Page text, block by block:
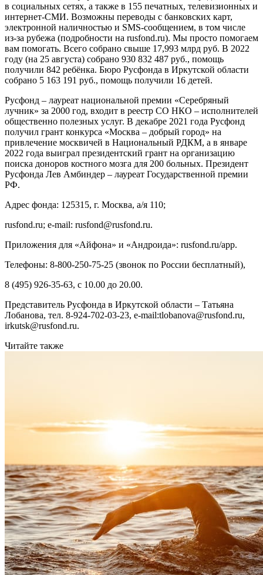
в социальных сетях, а также в 155 печатных, телевизионных и
интернет-СМИ. Возможны переводы с банковских карт,
электронной наличностью и SMS-сообщением, в том числе
из-за рубежа (подробности на rusfond.ru). Мы просто помогаем
вам помогать. Всего собрано свыше 17,993​ млрд руб. В 2022
году (на 25 августа) собрано 930​ 832​ 487​ руб., помощь
получили 842 ребёнка. Бюро Русфонда в Иркутской области
собрано 5​ 163​ 191 руб., помощь получили 16 детей.
Русфонд – лауреат национальной премии «Серебряный
лучник» за 2000 год, входит в реестр СО НКО – исполнителей
общественно полезных услуг. В декабре 2021 года Русфонд
получил грант конкурса «Москва – добрый город» на
привлечение москвичей в Национальный РДКМ, а в январе
2022 года выиграл президентский грант на организацию
поиска доноров костного мозга для 200 больных. Президент
Русфонда Лев Амбиндер – лауреат Государственной премии
РФ.
Адрес фонда: 125315, г. Москва, а/я 110;
rusfond.ru; e-mail: rusfond@rusfond.ru.
Приложения для «Айфона» и «Андроида»: rusfond.ru/app.
Телефоны: 8-800-250-75-25 (звонок по России бесплатный),
8 (495) 926-35-63, с 10.00 до 20.00.
Представитель Русфонда в Иркутской области – Татьяна
Лобанова, тел. 8-924-702-03-23, e-mail:tlobanova@rusfond.ru,
irkutsk@rusfond.ru.
Читайте также